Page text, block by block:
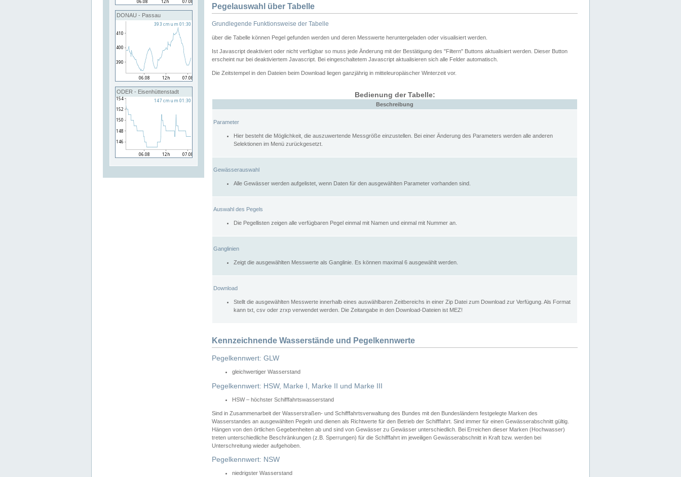
DONAU - Passau
ODER - Eisenhüttenstadt
Pegelauswahl über Tabelle
Grundlegende Funktionsweise der Tabelle
über die Tabelle können Pegel gefunden werden und deren Messwerte heruntergeladen oder visualisiert werden.
Ist Javascript deaktiviert oder nicht verfügbar so muss jede Änderung mit der Bestätigung des "Filtern" Buttons aktualisiert werden. Dieser Button
erscheint nur bei deaktiviertem Javascript. Bei eingeschaltetem Javascript aktualisieren sich alle Felder automatisch.
Die Zeitstempel in den Dateien beim Download liegen ganzjährig in mitteleuropäischer Winterzeit vor.
Bedienung der Tabelle:
Beschreibung
Parameter
Hier besteht die Möglichkeit, die auszuwertende Messgröße einzustellen. Bei einer Änderung des Parameters werden alle anderen
Selektionen im Menü zurückgesetzt.
Gewässerauswahl
Alle Gewässer werden aufgelistet, wenn Daten für den ausgewählten Parameter vorhanden sind.
Auswahl des Pegels
Die Pegellisten zeigen alle verfügbaren Pegel einmal mit Namen und einmal mit Nummer an.
Ganglinien
Zeigt die ausgewählten Messwerte als Ganglinie. Es können maximal 6 ausgewählt werden.
Download
Stellt die ausgewählten Messwerte innerhalb eines auswählbaren Zeitbereichs in einer Zip Datei zum Download zur Verfügung. Als Format
kann txt, csv oder zrxp verwendet werden. Die Zeitangabe in den Download-Dateien ist MEZ!
Kennzeichnende Wasserstände und Pegelkennwerte
Pegelkennwert: GLW
gleichwertiger Wasserstand
Pegelkennwert: HSW, Marke I, Marke II und Marke III
HSW – höchster Schifffahrtswasserstand
Sind in Zusammenarbeit der Wasserstraßen- und Schifffahrtsverwaltung des Bundes mit den Bundesländern festgelegte Marken des
Wasserstandes an ausgewählten Pegeln und dienen als Richtwerte für den Betrieb der Schifffahrt. Sind immer für einen Gewässerabschnitt gültig.
Hängen von den örtlichen Gegebenheiten ab und sind von Gewässer zu Gewässer unterschiedlich. Bei Erreichen dieser Marken (Hochwasser)
treten unterschiedliche Beschränkungen (z.B. Sperrungen) für die Schifffahrt im jeweiligen Gewässerabschnitt in Kraft bzw. werden bei
Unterschreitung wieder aufgehoben.
Pegelkennwert: NSW
niedrigster Wasserstand